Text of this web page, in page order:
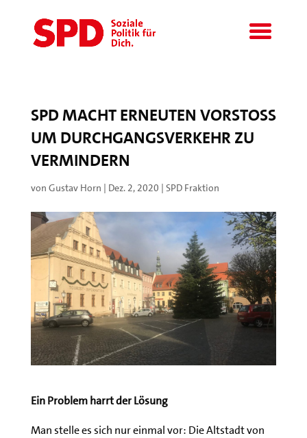
SPD MACHT ERNEUTEN VORSTOSS U
M DURCHGANGSVERKEHR ZU V
ERMINDERN
von Gustav Horn | Dez. 2, 2020 | SPD Fraktion
Ein Problem harrt der Lösung
Man stelle es sich nur einmal vor: Die Altstadt von